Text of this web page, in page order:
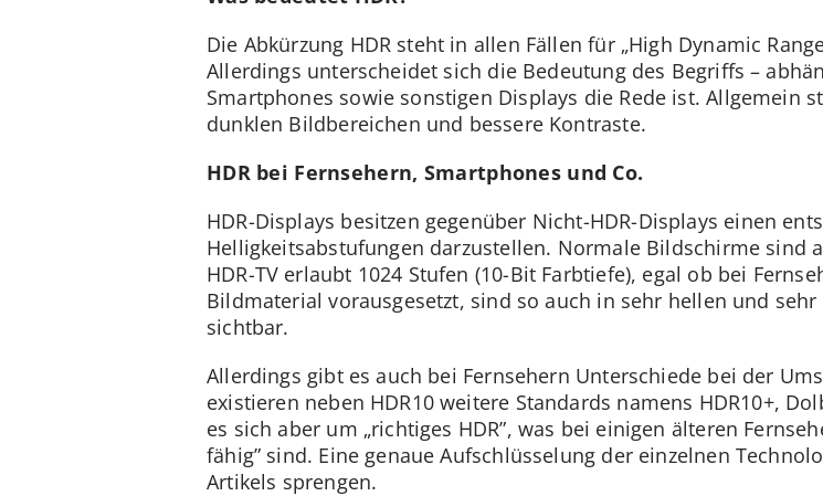
Die Abkürzung HDR steht in allen Fällen für „High Dynamic
Allerdings unterscheidet sich die Bedeutung des Begriffs –
Smartphones sowie sonstigen Displays die Rede ist. Allgemein
dunklen Bildbereichen und bessere Kontraste.
HDR bei Fernsehern, Smartphones und Co.
HDR-Displays besitzen gegenüber Nicht-HDR-Displays einen
Helligkeitsabstufungen darzustellen. Normale Bildschirme sind
HDR-TV erlaubt 1024 Stufen (10-Bit Farbtiefe), egal ob bei
Bildmaterial vorausgesetzt, sind so auch in sehr hellen und
sichtbar.
Allerdings gibt es auch bei Fernsehern Unterschiede bei der
existieren neben HDR10 weitere Standards namens HDR10+,
es sich aber um „richtiges HDR”, was bei einigen älteren
fähig” sind. Eine genaue Aufschlüsselung der einzelnen
Artikels sprengen.